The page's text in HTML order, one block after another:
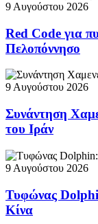
9 Αυγούστου 2026
Red Code για
Πελοπόννησο
9 Αυγούστου 2026
Συνάντηση
του Ιράν
9 Αυγούστου 2026
Τυφώνας
Κίνα